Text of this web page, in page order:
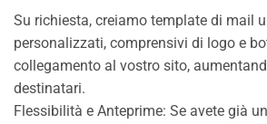
Su richiesta, creiamo template di mail
personalizzati, comprensivi di logo e
collegamento al vostro sito,
destinatari.
Flessibilità e Anteprime: Se avete già